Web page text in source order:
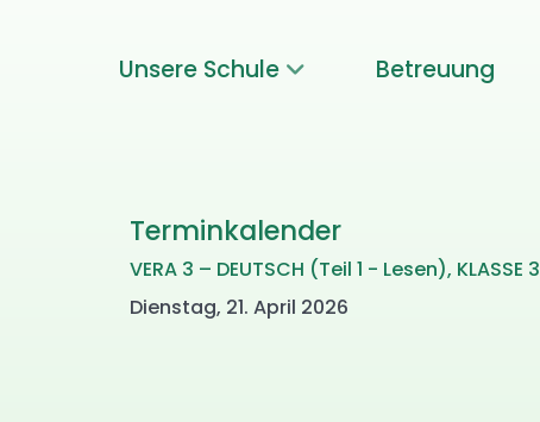
Unsere Schule Betreuung
Terminkalender
VERA 3 – DEUTSCH (Teil 1 - Lesen), KLASSE 3
Dienstag, 21. April 2026